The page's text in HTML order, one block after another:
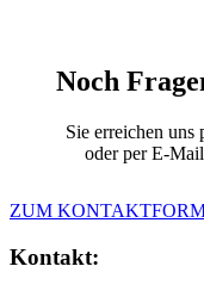
Noch
Sie erreichen uns
oder per E-
ZUM
Kontakt: